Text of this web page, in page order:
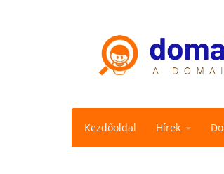
Kezdőoldal Hírek